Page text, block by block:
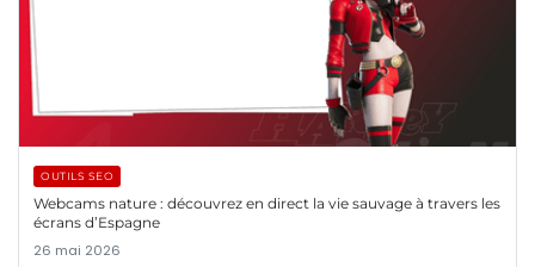
OUTILS SEO
Webcams nature : découvrez en direct la vie sauvage à travers les
écrans d’Espagne
26 mai 2026